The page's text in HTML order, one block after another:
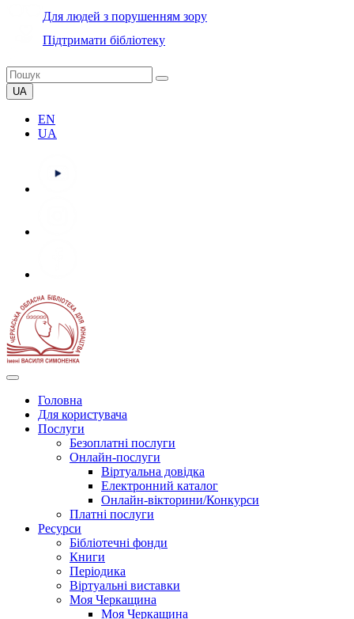
Для людей з порушенням зору
Підтримати бібліотеку
UA
EN
UA
Головна
Для користувача
Послуги
Безоплатні послуги
Онлайн-послуги
Віртуальна довідка
Електронний каталог
Онлайн-вікторини/Конкурси
Платні послуги
Ресурси
Бібліотечні фонди
Книги
Періодика
Віртуальні виставки
Моя Черкащина
Моя Черкащина